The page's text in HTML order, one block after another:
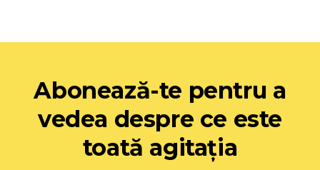
Abonează-te pentru a
vedea despre ce este
toată agitația